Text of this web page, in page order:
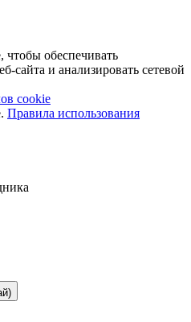
обеспечивать
сайта и анализировать сетевой
cookie
Правила использования